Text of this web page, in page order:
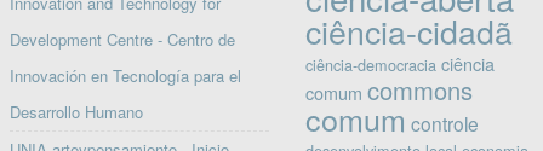
Development Centre - Centro de
Innovación en Tecnología para el
Desarrollo Humano
ciência-cidadã
ciência-democracia ciência
comum commons
comum controle